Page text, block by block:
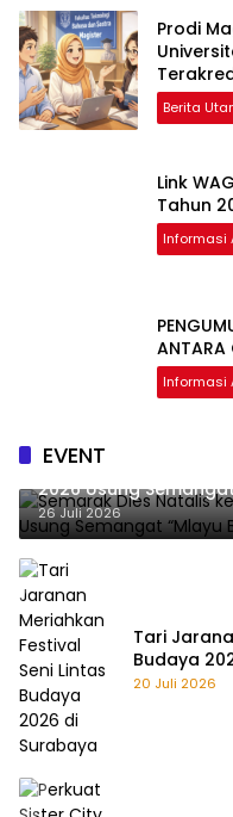
Prodi
Berita
Link
Tahun
Informasi
Informasi
EVENT
Semarak Dies Natalis
2026 Usung
Bareng”
26 Juli 2026
Tari
Budaya
20 Juli 2026